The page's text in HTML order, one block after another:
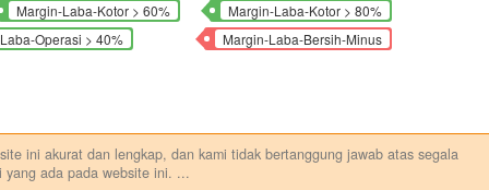
Margin-Laba-Kotor > 60%
Margin-Laba-Kotor > 80%
Operasi > 40%
Margin-Laba-Bersih-Minus
ini akurat dan lengkap, dan kami tidak bertanggung jawab atas segala
yang ada pada website ini. ...